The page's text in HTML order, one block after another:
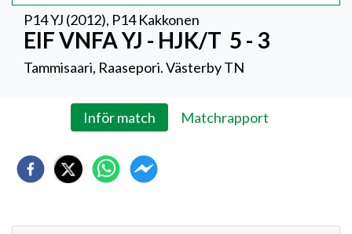
P14 YJ (2012), P14 Kakkonen
EIF VNFA YJ - HJK/T 5 - 3
Tammisaari, Raasepori. Västerby TN
Inför match Matchrapport